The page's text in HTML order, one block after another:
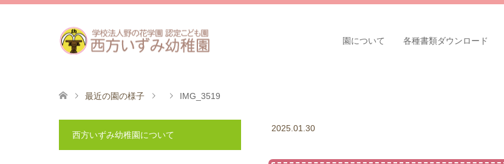
園について 各種書類ダウンロード
最近の園の様子 IMG_3519
2025.01.30
西方いずみ幼稚園について